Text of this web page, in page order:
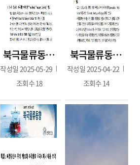
북극물류동향 111호(2025년 4월호. 2025.05.28.)
작성일 2025-05-29
조회수18
북극물류동향 2025년 3월호(2025.4.16.)
작성일 2025-04-22
조회수 14